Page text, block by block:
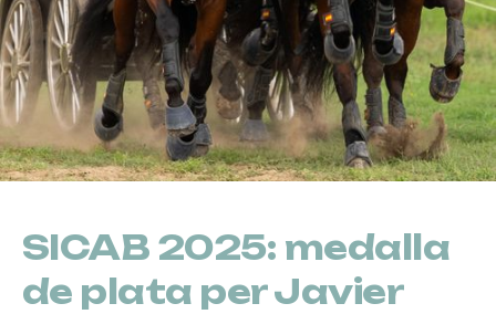
SICAB 2025: medalla
de plata per Javier